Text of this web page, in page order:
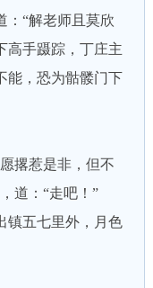
“解老师且莫欣
高手蹑踪，丁庄主
能，恐为骷髅门下
撂惹是非，但不
道：“走吧！”
五七里外，月色